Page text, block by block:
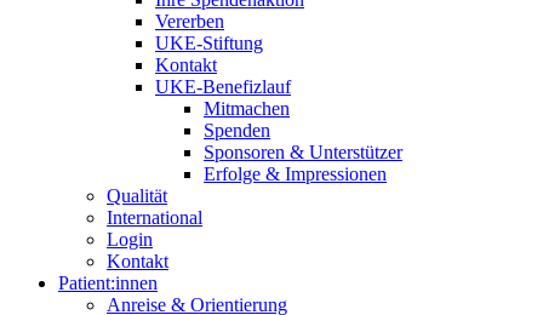
Vererben
UKE-Stiftung
Kontakt
UKE-Benefizlauf
Mitmachen
Spenden
Sponsoren & Unterstützer
Erfolge & Impressionen
Qualität
International
Login
Kontakt
Patient:innen
Anreise & Orientierung